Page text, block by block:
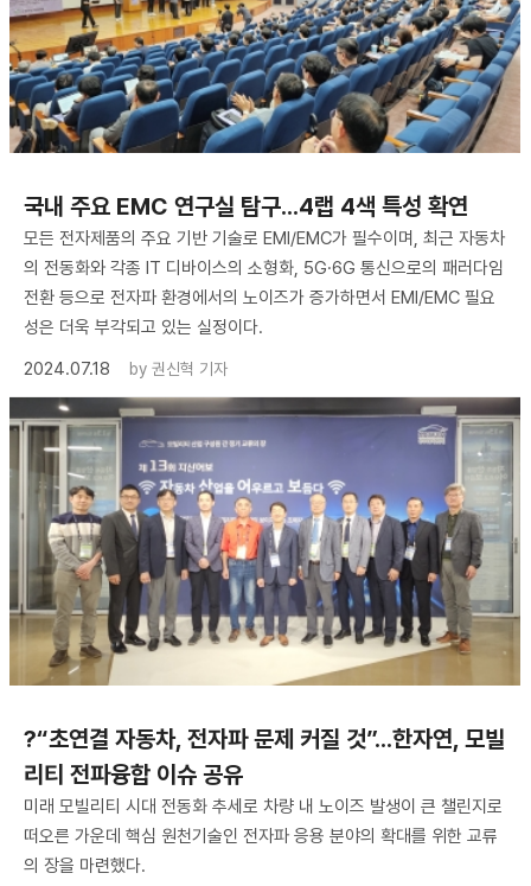
국내 주요 EMC 연구실 탐구...4랩 4색 특성 확연
모든 전자제품의 주요 기반 기술로 EMI/EMC가 필수이며, 최근 자동차
의 전동화와 각종 IT 디바이스의 소형화, 5G·6G 통신으로의 패러다임
전환 등으로 전자파 환경에서의 노이즈가 증가하면서 EMI/EMC 필요
성은 더욱 부각되고 있는 실정이다.
2024.07.18
by 권신혁 기자
?“초연결 자동차, 전자파 문제 커질 것”...한자연, 모빌
리티 전파융합 이슈 공유
미래 모빌리티 시대 전동화 추세로 차량 내 노이즈 발생이 큰 챌린지로
떠오른 가운데 핵심 원천기술인 전자파 응용 분야의 확대를 위한 교류
의 장을 마련했다.